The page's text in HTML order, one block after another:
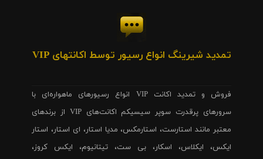
تمدید شیرینگ انواع رسیور توسط اکانتهای VIP
فروش و تمدید اکانت VIP انواع رسیورهای ماهواره‌ای با
سرورهای پرقدرت سوپر سیسیکم اکانت‌های VIP از برندهای
معتبر مانند استارست، استارمکس، مدیا استار، ای استار، استار
ایکس، ایکلاس، اسکار، بی ست، تیتانیوم، ایکس کروز،